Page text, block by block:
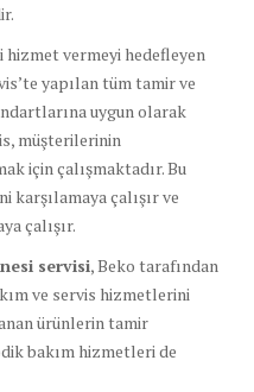
vermeyi hedefleyen
yapılan tüm tamir ve
uygun olarak
müşterilerinin
için çalışmaktadır. Bu
çalışır ve
çalışır.
servisi, Beko tarafından
ve servis hizmetlerini
ürünlerin tamir
bakım hizmetleri de